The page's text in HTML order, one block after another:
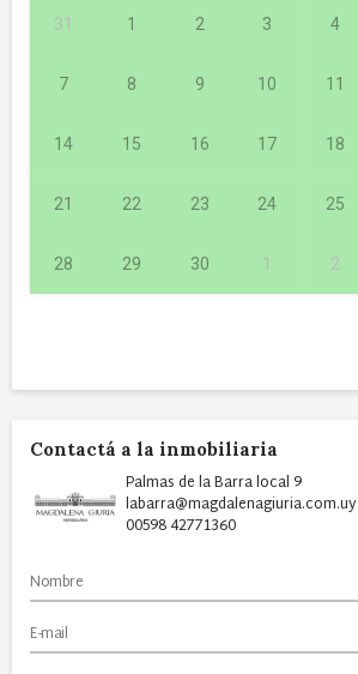
31 1 2 3 4
7 8 9 10 11
14 15 16 17 18
21 22 23 24 25
28 29 30 1 2
Contactá a la inmobiliaria
Palmas de la Barra local 9
labarra@magdalenagiuria.com.uy
00598 42771360